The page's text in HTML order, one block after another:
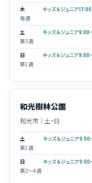
木
毎週
キッズ＆ジュニア
土
第3週
キッズ＆ジュニア9:00
日
第1週
キッズ＆ジュニア9:00
和光樹林公園
和光市｜土・日
土
第1週
キッズ＆ジュニア9:00
日
第2〜4週
キッズ＆ジュニア9:00